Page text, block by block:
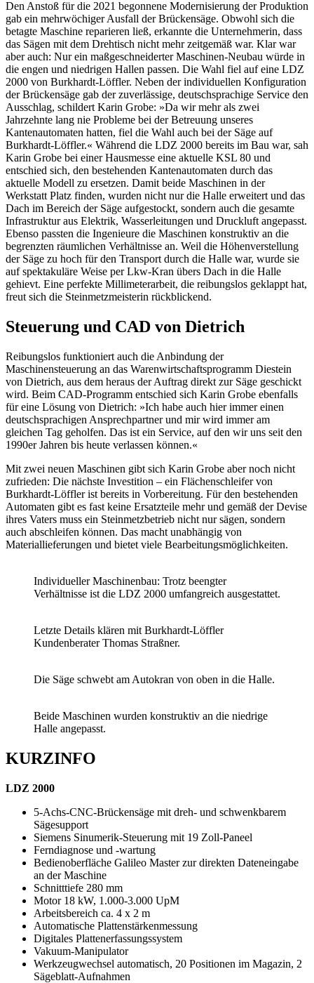
Den Anstoß für die 2021 begonnene Modernisierung der Produktion
gab ein mehrwöchiger Ausfall der Brückensäge. Obwohl sich die
betagte Maschine reparieren ließ, erkannte die Unternehmerin, dass
das Sägen mit dem Drehtisch nicht mehr zeitgemäß war. Klar war
aber auch: Nur ein maßgeschneiderter Maschinen-Neubau würde in
die engen und niedrigen Hallen passen. Die Wahl fiel auf eine LDZ
2000 von Burkhardt-Löffler. Neben der individuellen Konfiguration
der Brückensäge gab der zuverlässige, deutschsprachige Service den
Ausschlag, schildert Karin Grobe: »Da wir mehr als zwei
Jahrzehnte lang nie Probleme bei der Betreuung unseres
Kantenautomaten hatten, fiel die Wahl auch bei der Säge auf
Burkhardt-Löffler.« Während die LDZ 2000 bereits im Bau war, sah
Karin Grobe bei einer Hausmesse eine aktuelle KSL 80 und
entschied sich, den bestehenden Kantenautomaten durch das
aktuelle Modell zu ersetzen. Damit beide Maschinen in der
Werkstatt Platz finden, wurden nicht nur die Halle erweitert und das
Dach im Bereich der Säge aufgestockt, sondern auch die gesamte
Infrastruktur aus Elektrik, Wasserleitungen und Druckluft angepasst.
Ebenso passten die Ingenieure die Maschinen konstruktiv an die
begrenzten räumlichen Verhältnisse an. Weil die Höhenverstellung
der Säge zu hoch für den Transport durch die Halle war, wurde sie
auf spektakuläre Weise per Lkw-Kran übers Dach in die Halle
gehievt. Eine perfekte Millimeterarbeit, die reibungslos geklappt hat,
freut sich die Steinmetzmeisterin rückblickend.
Steuerung und CAD von Dietrich
Reibungslos funktioniert auch die Anbindung der
Maschinensteuerung an das Warenwirtschaftsprogramm Diestein
von Dietrich, aus dem heraus der Auftrag direkt zur Säge geschickt
wird. Beim CAD-Programm entschied sich Karin Grobe ebenfalls
für eine Lösung von Dietrich: »Ich habe auch hier immer einen
deutschsprachigen Ansprechpartner und mir wird immer am
gleichen Tag geholfen. Das ist ein Service, auf den wir uns seit den
1990er Jahren bis heute verlassen können.«
Mit zwei neuen Maschinen gibt sich Karin Grobe aber noch nicht
zufrieden: Die nächste Investition – ein Flächenschleifer von
Burkhardt-Löffler ist bereits in Vorbereitung. Für den bestehenden
Automaten gibt es fast keine Ersatzteile mehr und gemäß der Devise
ihres Vaters muss ein Steinmetzbetrieb nicht nur sägen, sondern
auch abschleifen können. Das macht unabhängig von
Materiallieferungen und bietet viele Bearbeitungsmöglichkeiten.
Individueller Maschinenbau: Trotz beengter
Verhältnisse ist die LDZ 2000 umfangreich ausgestattet.
Letzte Details klären mit Burkhardt-Löffler
Kundenberater Thomas Straßner.
Die Säge schwebt am Autokran von oben in die Halle.
Beide Maschinen wurden konstruktiv an die niedrige
Halle angepasst.
KURZINFO
LDZ 2000
5-Achs-CNC-Brückensäge mit dreh- und schwenkbarem
Sägesupport
Siemens Sinumerik-Steuerung mit 19 Zoll-Paneel
Ferndiagnose und -wartung
Bedienoberfläche Galileo Master zur direkten Dateneingabe
an der Maschine
Schnitttiefe 280 mm
Motor 18 kW, 1.000-3.000 UpM
Arbeitsbereich ca. 4 x 2 m
Automatische Plattenstärkenmessung
Digitales Plattenerfassungssystem
Vakuum-Manipulator
Werkzeugwechsel automatisch, 20 Positionen im Magazin, 2
Sägeblatt-Aufnahmen